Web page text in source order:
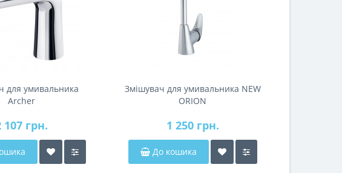
для умивальника
Archer
107 грн.
Змішувач для умивальника NEW
ORION
1 250 грн.
До кошика